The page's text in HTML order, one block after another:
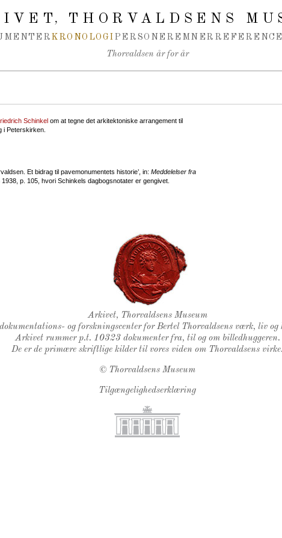
, THORVALDSENS
KRONOLOGI PERSONER EMNER
Thorvaldsen år for år
Schinkel om at tegne det arkitektoniske arrangement til
i Peterskirken.
Et bidrag til pavemonumentets historie’, in: Meddelelser fra
1938, p. 105, hvori Schinkels dagbogsnotater er gengivet.
Thorvaldsens Segl
Arkivet, Thorvaldsens Museum
og forskningscenter for Bertel Thorvaldsens værk, liv og
Arkivet rummer p.t. 10323 dokumenter fra, til og om billedhuggeren.
De er de primære skriftlige kilder til vores viden om Thorvaldsens virke.
© Thorvaldsens Museum
Tilgængelighedserklæring